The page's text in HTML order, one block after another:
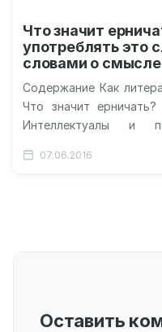
Что значит
употреблять это
словами о смысле
Содержание Как
Что значит
Интеллектуалы и
07.06.2016
Оставить